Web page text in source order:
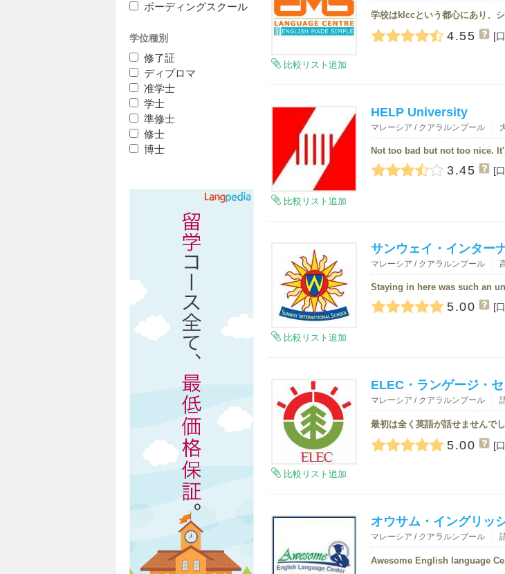
4.55 [
比較リスト追加
HELP University
マレーシア / クアラルンプール
3.45 [
比較リスト追加
サンウェイ・インター
マレーシア / クアラルンプール
5.00 [
比較リスト追加
ELEC・ランゲージ・
マレーシア / クアラルンプール
5.00 [
比較リスト追加
オウサム・イングリッ
マレーシア / クアラルンプール
ボーディングスクール
学位種別
修了証
ディプロマ
准学士
学士
準修士
修士
博士